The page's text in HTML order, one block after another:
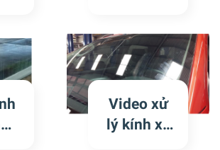
ô
KÍNH XÂY
DỰNG
TRẦY
Video xử
lý kính xe